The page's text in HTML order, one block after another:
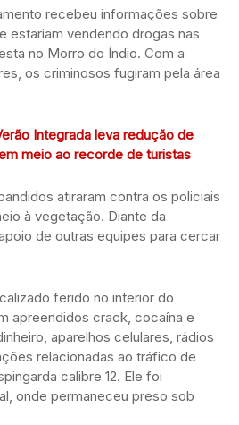
recebeu informações sobre
estariam vendendo drogas nas
no Morro do Índio. Com a
os criminosos fugiram pela área
Integrada leva redução de
meio ao recorde de turistas
atiraram contra os policiais
à vegetação. Diante da
de outras equipes para cercar
ferido no interior do
apreendidos crack, cocaína e
aparelhos celulares, rádios
relacionadas ao tráfico de
calibre 12. Ele foi
onde permaneceu preso sob